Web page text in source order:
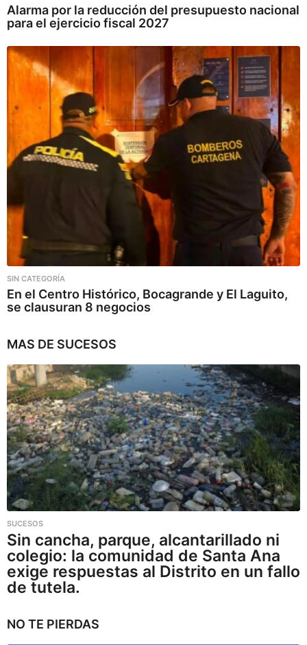
Alarma por la reducción del presupuesto nacional
para el ejercicio fiscal 2027
SIN CATEGORÍA
En el Centro Histórico, Bocagrande y El Laguito,
se clausuran 8 negocios
MAS DE SUCESOS
SUCESOS
Sin cancha, parque, alcantarillado ni
colegio: la comunidad de Santa Ana
exige respuestas al Distrito en un fallo
de tutela.
NO TE PIERDAS